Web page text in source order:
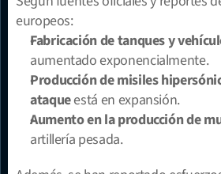
europeos:
Fabricación de tanques y
aumentado exponencialmente.
Producción de misiles
ataque está en expansión.
Aumento en la producción de
artillería pesada.